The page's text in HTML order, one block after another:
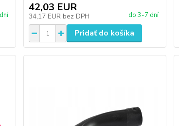
42,03 EUR
34,17 EUR bez DPH do 3-7 dní
Pridať do košíka